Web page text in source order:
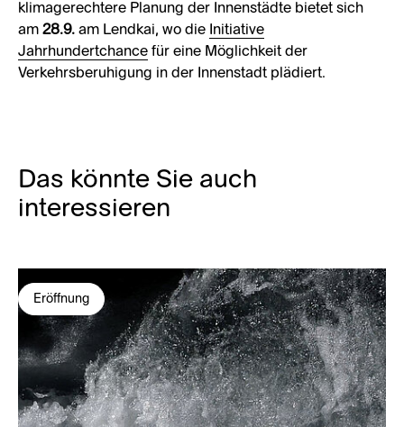
klimagerechtere Planung der Innenstädte bietet sich
am 28.9. am Lendkai, wo die Initiative
Jahrhundertchance für eine Möglichkeit der
Verkehrsberuhigung in der Innenstadt plädiert.
Das könnte Sie auch
interessieren
Eröffnung